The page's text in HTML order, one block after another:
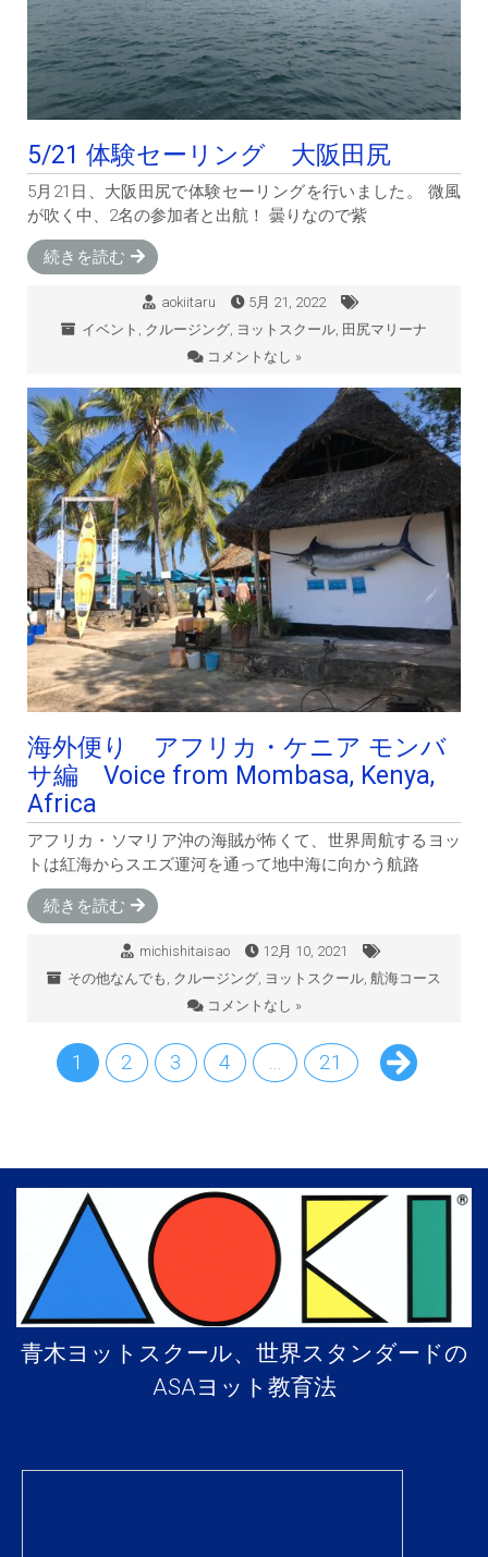
5/21 体験セーリング 大阪田尻
5月21日、大阪田尻で体験セーリングを行いました。 微風
が吹く中、2名の参加者と出航！ 曇りなので紫
続きを読む
aokiitaru
5月 21, 2022
イベント
クルージング ヨットスクール 田尻マリーナ
コメントなし »
海外便り アフリカ・ケニア モンバ
サ編 Voice from Mombasa, Kenya,
Africa
アフリカ・ソマリア沖の海賊が怖くて、世界周航するヨッ
トは紅海からスエズ運河を通って地中海に向かう航路
続きを読む
michishitaisao
12月 10, 2021
その他なんでも , クルージング, ヨットスクール, 航海コース
コメントなし »
1 2 3 4 … 21
青木ヨットスクール、世界スタンダードの
ASAヨット教育法